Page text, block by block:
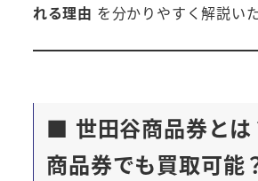
れる理由 を分かりやすく解説いた
■ 世田谷商品券とは
商品券でも買取可能